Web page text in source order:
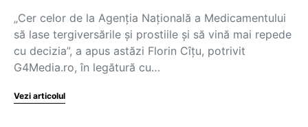
„Cer celor de la Agenția Națională a Medicamentului
să lase tergiversările şi prostiile şi să vină mai repede
cu decizia”, a apus astăzi Florin Cîțu, potrivit
G4Media.ro, în legătură cu…
Vezi articolul